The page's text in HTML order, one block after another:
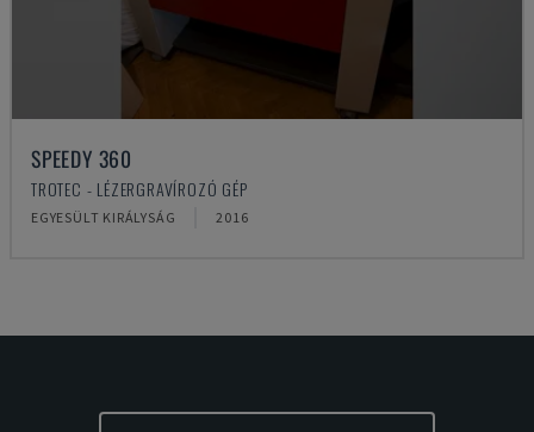
SPEEDY 360
TROTEC - LÉZERGRAVÍROZÓ GÉP
EGYESÜLT KIRÁLYSÁG 2016